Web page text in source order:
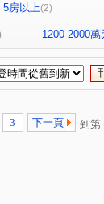
(1) 山佳二路
竹中路 (1)
中正路(1)
嘉豐
街(1) 莊敬北路 (1)
縣政二路(1)
5房以上(2)
1200-2000萬
3 下一頁 到第